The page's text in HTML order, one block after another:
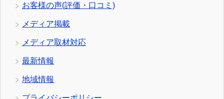
お客様の声(評価・口コミ)
メディア掲載
メディア取材対応
最新情報
地域情報